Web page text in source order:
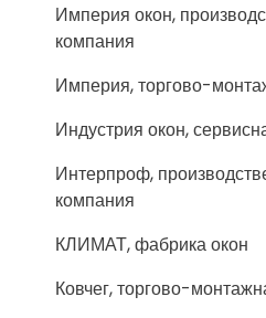
Империя окон,
компания
Империя, торгово-
Индустрия окон,
Интерпроф,
компания
КЛИМАТ, фабрика окон
Ковчег, торгово-